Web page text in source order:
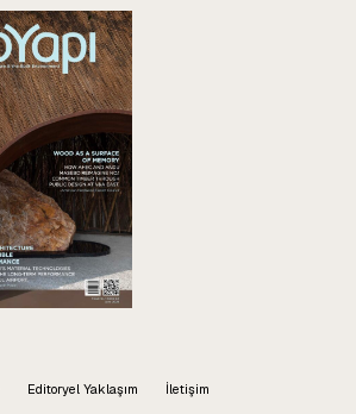
Editoryel Yaklaşım İletişim